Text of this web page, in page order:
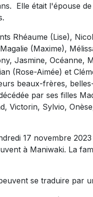
Elle était l'épouse
Rhéaume (Lise),
(Maxime),
Jasmine, Océanne,
(Rose-Aimée) et
beaux-frères,
par ses filles
Victorin, Sylvio,
17 novembre
à Maniwaki. La
se traduire par